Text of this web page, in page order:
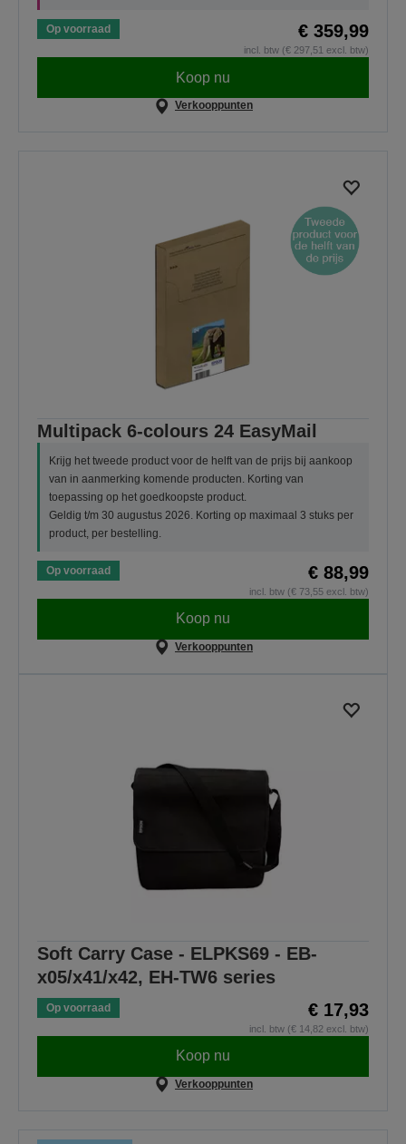
Op voorraad € 359,99
incl. btw (€ 297,51 excl. btw)
Koop nu
Verkooppunten
Multipack 6-colours 24 EasyMail
Krijg het tweede product voor de helft van de prijs bij aankoop
van in aanmerking komende producten. Korting van
toepassing op het goedkoopste product.
Geldig t/m 30 augustus 2026. Korting op maximaal 3 stuks per
product, per bestelling.
Op voorraad € 88,99
incl. btw (€ 73,55 excl. btw)
Koop nu
Verkooppunten
Soft Carry Case - ELPKS69 - EB-
x05/x41/x42, EH-TW6 series
Op voorraad € 17,93
incl. btw (€ 14,82 excl. btw)
Koop nu
Verkooppunten